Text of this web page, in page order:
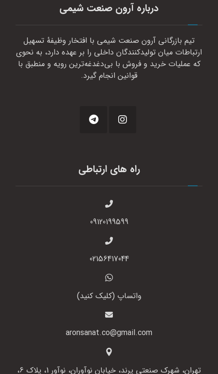
درباره آرون صنعت شیمی
تیم بازرگانی آرون صنعت شیمی با افتخار وظیفهٔ تسهیل
ارتباطات میان تولیدکنندگان داخلی را بر عهده دارد، به نحوی
که عملیات خرید و فروش با بی‌دغدغه‌ترین رویه و منطبق با
قوانین انجام گیرد.
راه های ارتباطی
09120199599
02156417044
واتساپ (کلیک کنید)
aronsanat.co@gmail.com
تهران، شهرک صنعتی پرند، خیابان نوآوران، نوآور 1، پلاک 6،